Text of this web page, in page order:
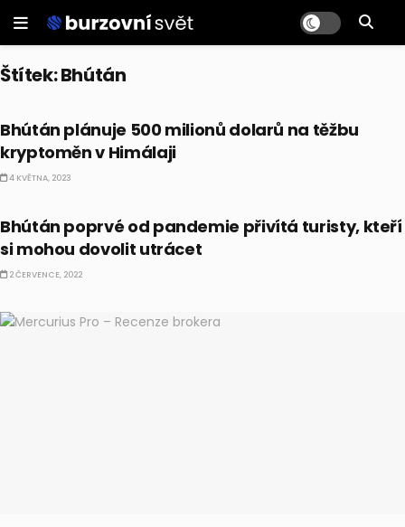
Štítek:Bhútán
Bhútán plánuje 500 milionů dolarů na těžbu
kryptoměn v Himálaji
4 KVĚTNA, 2023
Bhútán poprvé od pandemie přivítá turisty, kteří
si mohou dovolit utrácet
2 ČERVENCE, 2022